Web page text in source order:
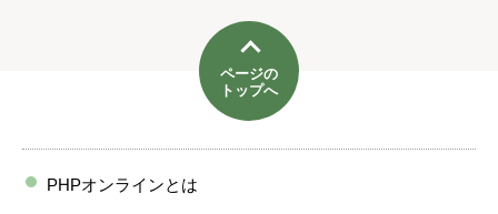
ページの
トップへ
PHPオンラインとは